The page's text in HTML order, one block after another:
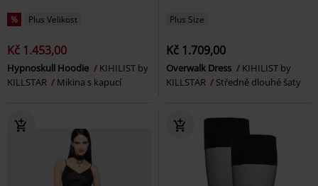
% Plus Velikost
Kč 1.453,00
Hypnoskull Hoodie
KIHILIST by
KILLSTAR
Mikina s kapucí
Plus Size
Kč 1.709,00
Overwalk Dress
KIHILIST by
KILLSTAR
Středně dlouhé šaty